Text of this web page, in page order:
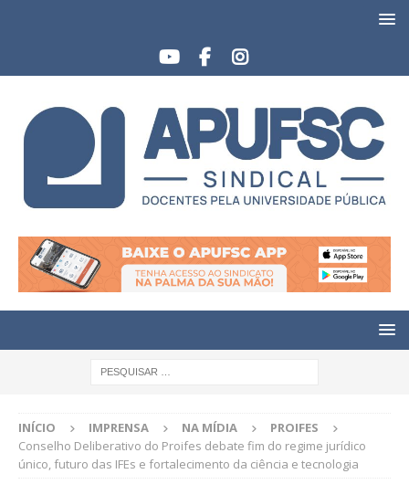
INÍCIO IMPRENSA NA MÍDIA
PROIFES
Conselho Deliberativo do Proifes debate fim do regime jurídico
único, futuro das IFEs e fortalecimento da ciência e tecnologia